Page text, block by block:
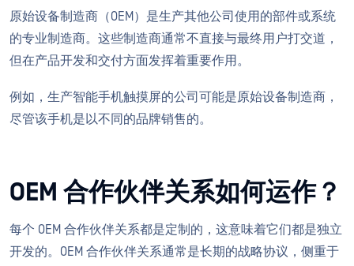
原始设备制造商（OEM）是生产其他公司使用的部件或系统
的专业制造商。这些制造商通常不直接与最终用户打交道，
但在产品开发和交付方面发挥着重要作用。
例如，生产智能手机触摸屏的公司可能是原始设备制造商，
尽管该手机是以不同的品牌销售的。
OEM 合作伙伴关系如何运作？
每个 OEM 合作伙伴关系都是定制的，这意味着它们都是独立
开发的。OEM 合作伙伴关系通常是长期的战略协议，侧重于